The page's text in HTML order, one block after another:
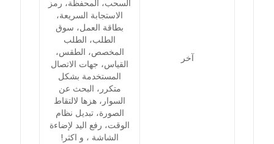
آخر
السحب، المحفظة، رمز
الاستجابة السريعة،
بطاقة العمل، سوق
الطلب، الطلب
المخصص، الطقس،
القياس، جهات الاتصال
المستخدمة بشكل
متكرر، البحث عن
السوار، هزها لالتقاط
الصورة، تبديل نظام
الوقت، رفع اليد لإضاءة
الشاشة ، و اكثر!